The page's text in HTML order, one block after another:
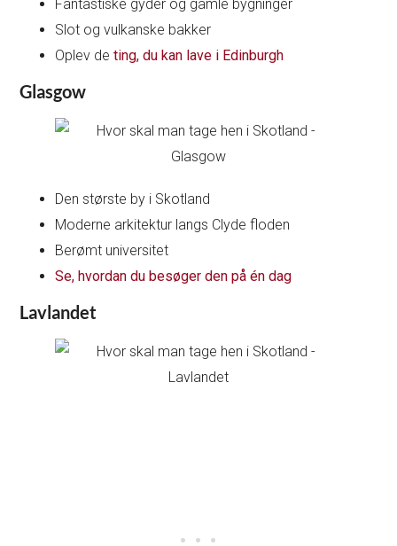
Fantastiske gyder og gamle bygninger
Slot og vulkanske bakker
Oplev deting, du kan lave i Edinburgh
Glasgow
Den største by i Skotland
Moderne arkitektur langs Clyde floden
Berømt universitet
Se, hvordan du besøger den på én dag
Lavlandet